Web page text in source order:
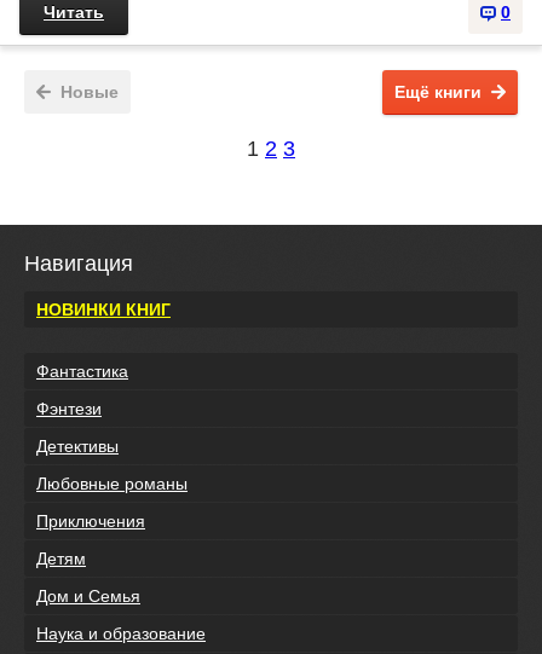
0
Читать
Новые Ещё книги
1 2 3
Навигация
НОВИНКИ КНИГ
Фантастика
Фэнтези
Детективы
Любовные романы
Приключения
Детям
Дом и Семья
Наука и образование